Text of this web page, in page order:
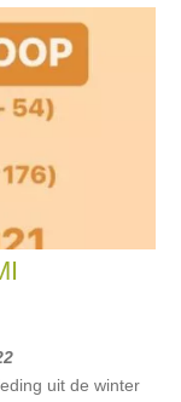
uit de winter